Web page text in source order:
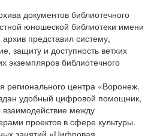
документов библиотечного
юношеской библиотеки имени
представил систему,
защиту и доступность ветхих
экземпляров библиотечного
регионального центра «Воронеж.
удобный цифровой помощник,
взаимодействие между
проектов в сфере культуры.
занятий «Цифровая